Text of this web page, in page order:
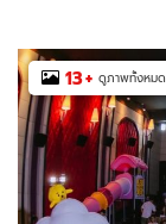
13+ ดูภาพทั้งหมด